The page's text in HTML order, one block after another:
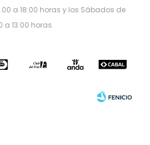
a 18:00 horas y los Sábados de
a 13.00 horas.